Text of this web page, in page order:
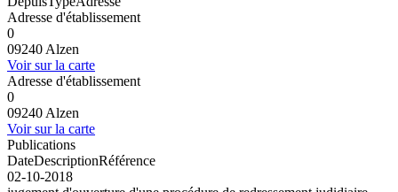
Adresse d'établissement
0
09240 Alzen
Voir sur la carte
Adresse d'établissement
0
09240 Alzen
Voir sur la carte
Publications
DateDescriptionRéférence
02-10-2018